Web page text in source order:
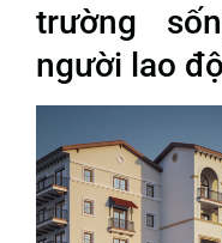
trường
người lao